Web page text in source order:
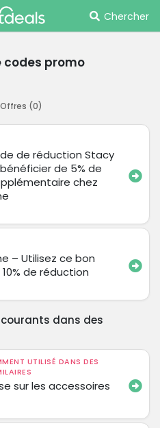
Chercher
codes promo
Offres (0)
de réduction Stacy
de 5% de
chez
– Utilisez ce bon
de réduction
dans des
UTILISÉ DANS DES
sur les accessoires